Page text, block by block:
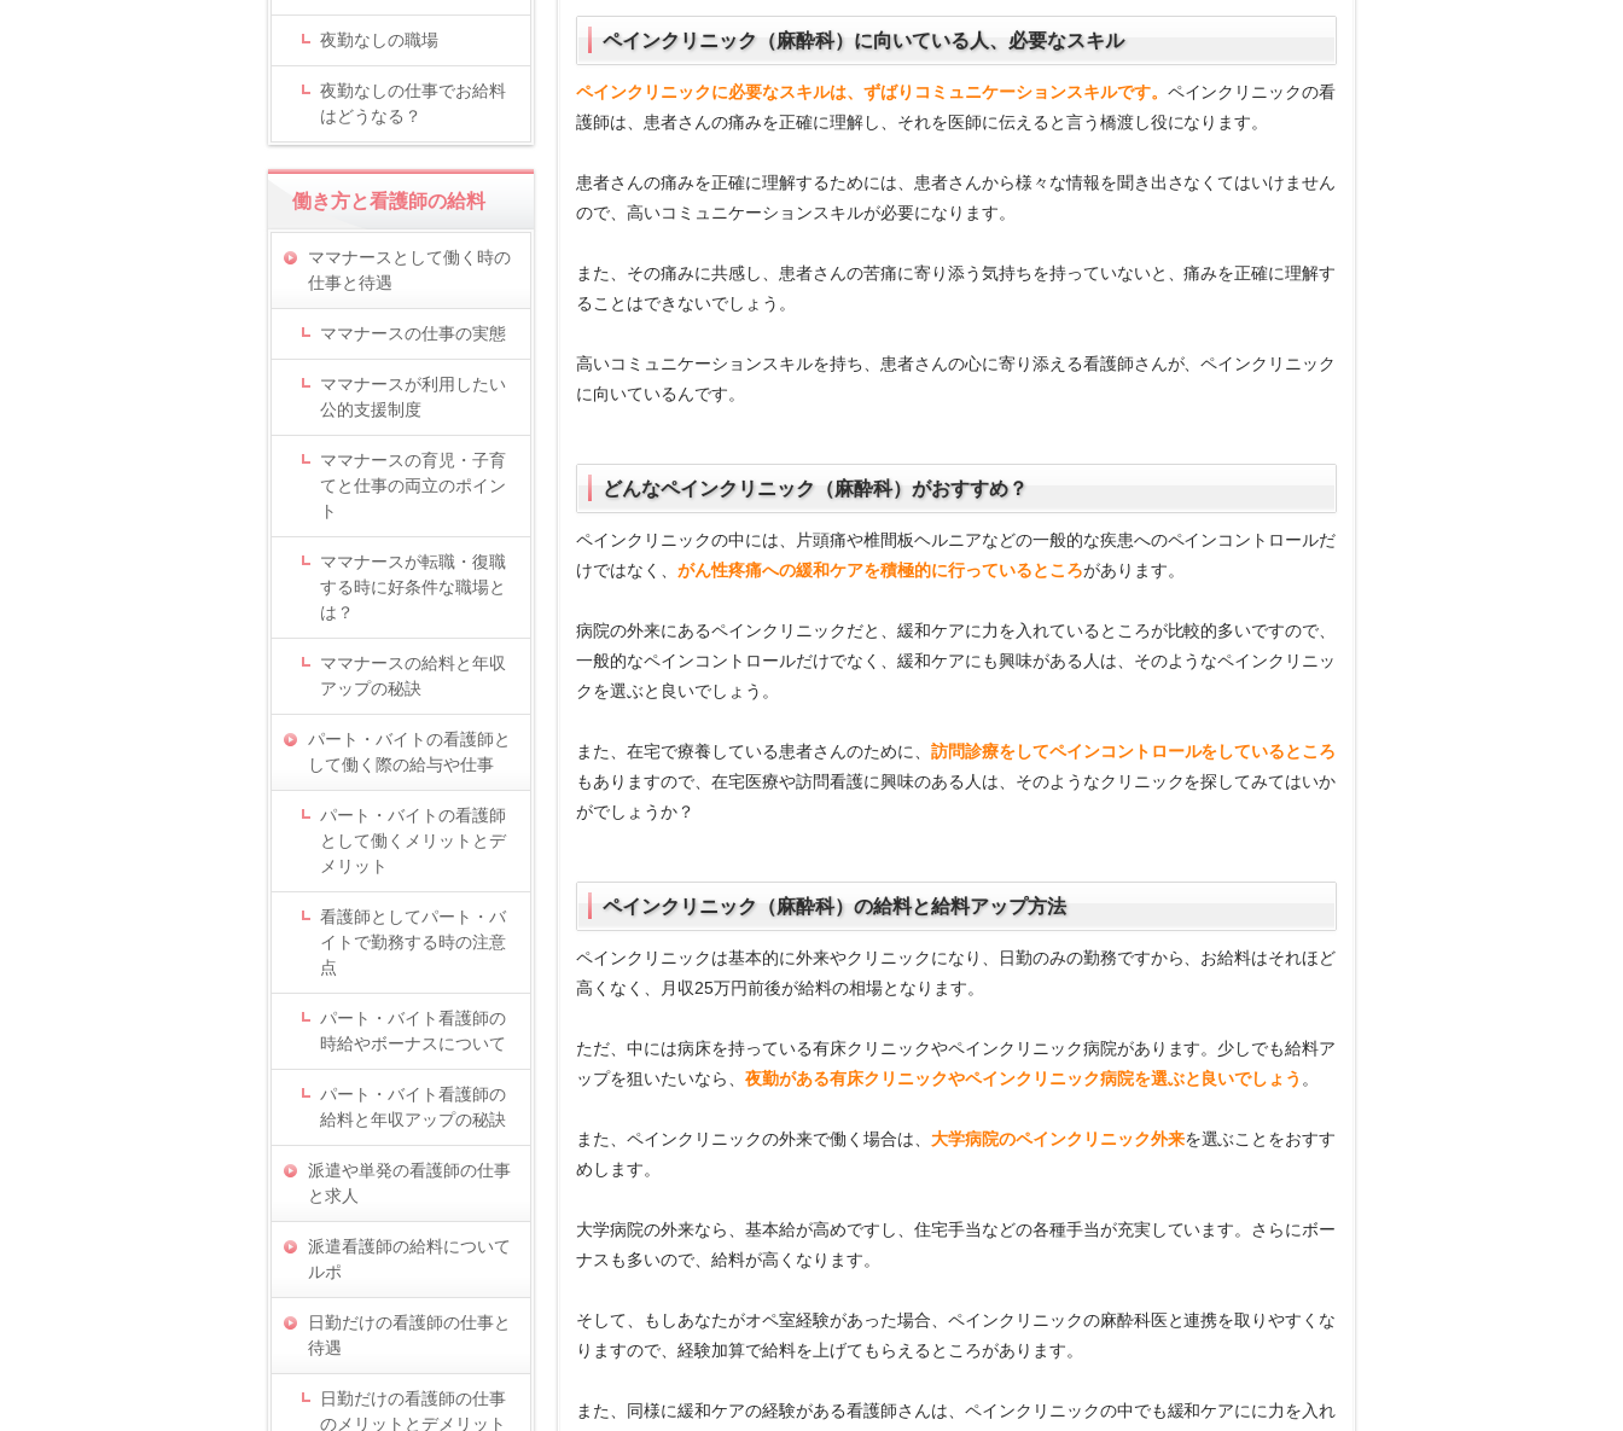
ペインクリニック（麻酔科）に向いている人、必要なスキル
ペインクリニックに必要なスキルは、ずばりコミュニケーションスキルです。 ペインクリニックの看
護師は、患者さんの痛みを正確に理解し、それを医師に伝えると言う橋渡し役になります。
患者さんの痛みを正確に理解するためには、患者さんから様々な情報を聞き出さなくてはいけません
ので、高いコミュニケーションスキルが必要になります。
また、その痛みに共感し、患者さんの苦痛に寄り添う気持ちを持っていないと、痛みを正確に理解す
ることはできないでしょう。
高いコミュニケーションスキルを持ち、患者さんの心に寄り添える看護師さんが、ペインクリニック
に向いているんです。
どんなペインクリニック（麻酔科）がおすすめ？
ペインクリニックの中には、片頭痛や椎間板ヘルニアなどの一般的な疾患へのペインコントロールだ
けではなく、 がん性疼痛への緩和ケアを積極的に行っているところがあります。
病院の外来にあるペインクリニックだと、緩和ケアに力を入れているところが比較的多いですので、
一般的なペインコントロールだけでなく、緩和ケアにも興味がある人は、そのようなペインクリニッ
クを選ぶと良いでしょう。
また、在宅で療養している患者さんのために、 訪問診療をしてペインコントロールをしているところ
もありますので、在宅医療や訪問看護に興味のある人は、そのようなクリニックを探してみてはいか
がでしょうか？
ペインクリニック（麻酔科）の給料と給料アップ方法
ペインクリニックは基本的に外来やクリニックになり、日勤のみの勤務ですから、お給料はそれほど
高くなく、月収25万円前後が給料の相場となります。
ただ、中には病床を持っている有床クリニックやペインクリニック病院があります。少しでも給料ア
ップを狙いたいなら、 夜勤がある有床クリニックやペインクリニック病院を選ぶと良いでしょう 。
また、ペインクリニックの外来で働く場合は、 大学病院のペインクリニック外来を選ぶことをおすす
めします。
大学病院の外来なら、基本給が高めですし、住宅手当などの各種手当が充実しています。さらにボー
ナスも多いので、給料が高くなります。
そして、もしあなたがオペ室経験があった場合、ペインクリニックの麻酔科医と連携を取りやすくな
りますので、経験加算で給料を上げてもらえるところがあります。
また、同様に緩和ケアの経験がある看護師さんは、ペインクリニックの中でも緩和ケアにに力を入れ
夜勤なしの職場
夜勤なしの仕事でお給料
はどうなる？
働き方と看護師の給料
ママナースとして働く時の
仕事と待遇
ママナースの仕事の実態
ママナースが利用したい
公的支援制度
ママナースの育児・子育
てと仕事の両立のポイン
ト
ママナースが転職・復職
する時に好条件な職場と
は？
ママナースの給料と年収
アップの秘訣
パート・バイトの看護師と
して働く際の給与や仕事
パート・バイトの看護師
として働くメリットとデ
メリット
看護師としてパート・バ
イトで勤務する時の注意
点
パート・バイト看護師の
時給やボーナスについて
パート・バイト看護師の
給料と年収アップの秘訣
派遣や単発の看護師の仕事
と求人
派遣看護師の給料について
ルポ
日勤だけの看護師の仕事と
待遇
日勤だけの看護師の仕事
のメリットとデメリット